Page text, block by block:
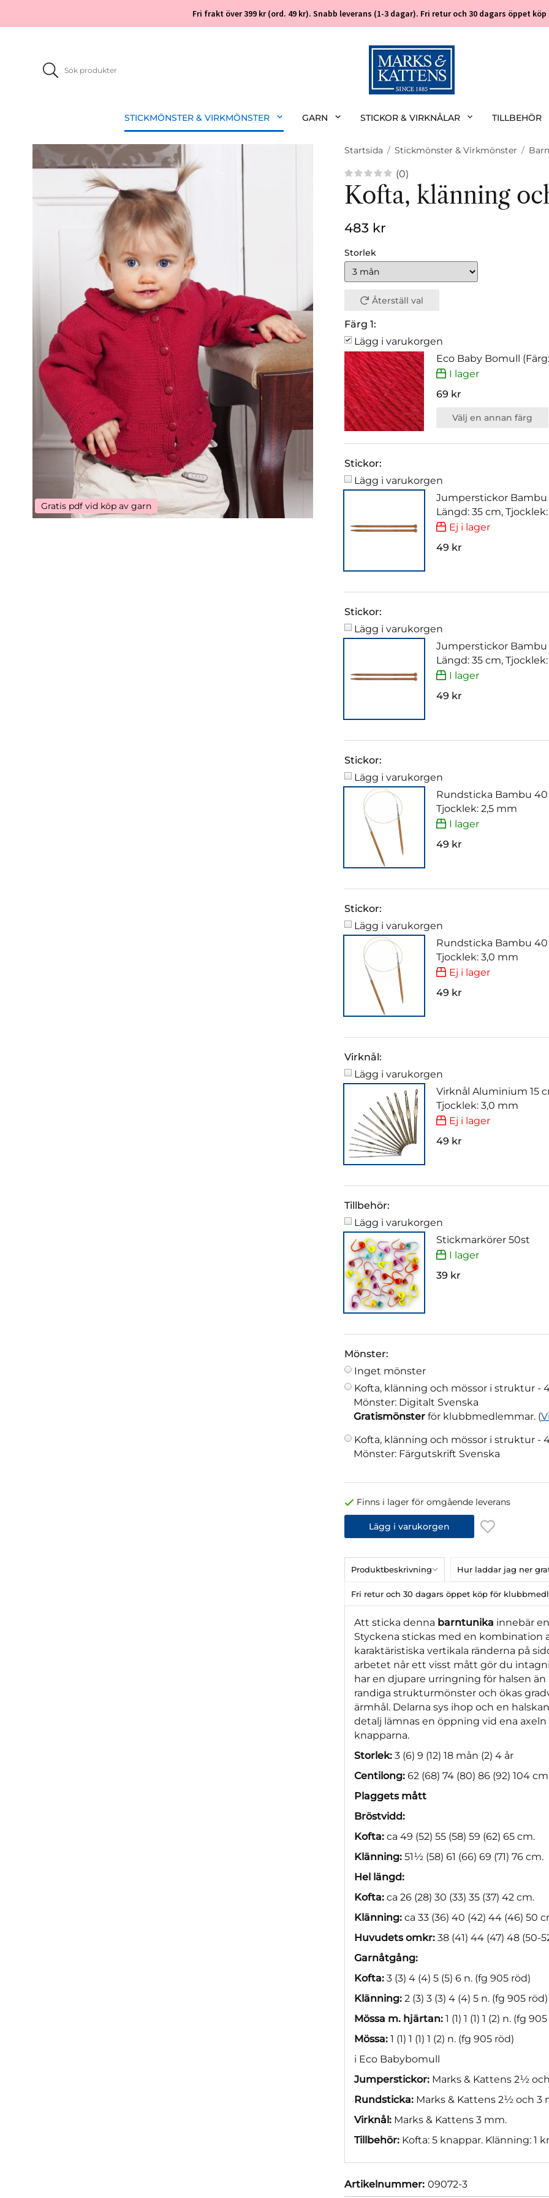
Fri frakt över 399 kr (ord. 49 kr). Snabb leverans (1-3 dagar). Fri retur och 30 dagars öppet
STICKMÖNSTER & VIRKMÖNSTER GARN STICKOR & VIRKNÅLAR TILLBEHÖR
Gratis pdf vid köp av garn
Startsida / Stickmönster & Virkmönster / Barn
(0)
Kofta, klänning
483 kr
Storlek
Återställ val
Färg 1:
Lägg i varukorgen
Eco Baby Bomull
I lager
69 kr
Välj en annan färg
Stickor:
Lägg i varukorgen
Jumperstickor Bambu
Längd: 35 cm,
Ej i lager
49 kr
Stickor:
Lägg i varukorgen
Jumperstickor Bambu
Längd: 35 cm,
I lager
49 kr
Stickor:
Lägg i varukorgen
Rundsticka Bambu
Tjocklek: 2,5 mm
I lager
49 kr
Stickor:
Lägg i varukorgen
Rundsticka Bambu
Tjocklek: 3,0 mm
Ej i lager
49 kr
Virknål:
Lägg i varukorgen
Virknål Aluminium 15
Tjocklek: 3,0 mm
Ej i lager
49 kr
Tillbehör:
Lägg i varukorgen
Stickmarkörer 50st
I lager
39 kr
Mönster:
Inget mönster
Kofta, klänning och mössor i struktur -
Mönster: Digitalt Svenska
Gratismönster för klubbmedlemmar. (
Kofta, klänning och mössor i struktur -
Mönster: Färgutskrift Svenska
Finns i lager för omgående leverans
Lägg i varukorgen
Produktbeskrivning Hur laddar jag ner
Fri retur och 30 dagars öppet köp för
Att sticka denna barntunika innebär
Styckena stickas med en kombination
karaktäristiska vertikala ränderna på
arbetet når ett visst mått gör du
har en djupare urringning för halsen
randiga strukturmönster och ökas
ärmhål. Delarna sys ihop och en
detalj lämnas en öppning vid ena
knapparna.
Storlek: 3 (6) 9 (12) 18 mån (2) 4 år
Centilong: 62 (68) 74 (80) 86 (92) 104
Plaggets mått
Bröstvidd:
Kofta: ca 49 (52) 55 (58) 59 (62) 65 cm.
Klänning: 51½ (58) 61 (66) 69 (71) 76 cm.
Hel längd:
Kofta: ca 26 (28) 30 (33) 35 (37) 42 cm.
Klänning: ca 33 (36) 40 (42) 44 (46) 50
Huvudets omkr: 38 (41) 44 (47) 48
Garnåtgång:
Kofta: 3 (3) 4 (4) 5 (5) 6 n. (fg 905 röd)
Klänning: 2 (3) 3 (3) 4 (4) 5 n. (fg 905 röd)
Mössa m. hjärtan: 1 (1) 1 (1) 1 (2) n. (fg
Mössa: 1 (1) 1 (1) 1 (2) n. (fg 905 röd)
i Eco Babybomull
Jumperstickor: Marks & Kattens 2½
Rundsticka: Marks & Kattens 2½ och 3
Virknål: Marks & Kattens 3 mm.
Tillbehör: Kofta: 5 knappar. Klänning: 1
Artikelnummer: 09072-3